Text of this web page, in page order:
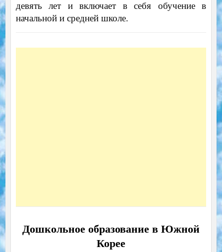
девять лет и включает в себя обучение в
начальной и средней школе.
Дошкольное образование в Южной
Корее